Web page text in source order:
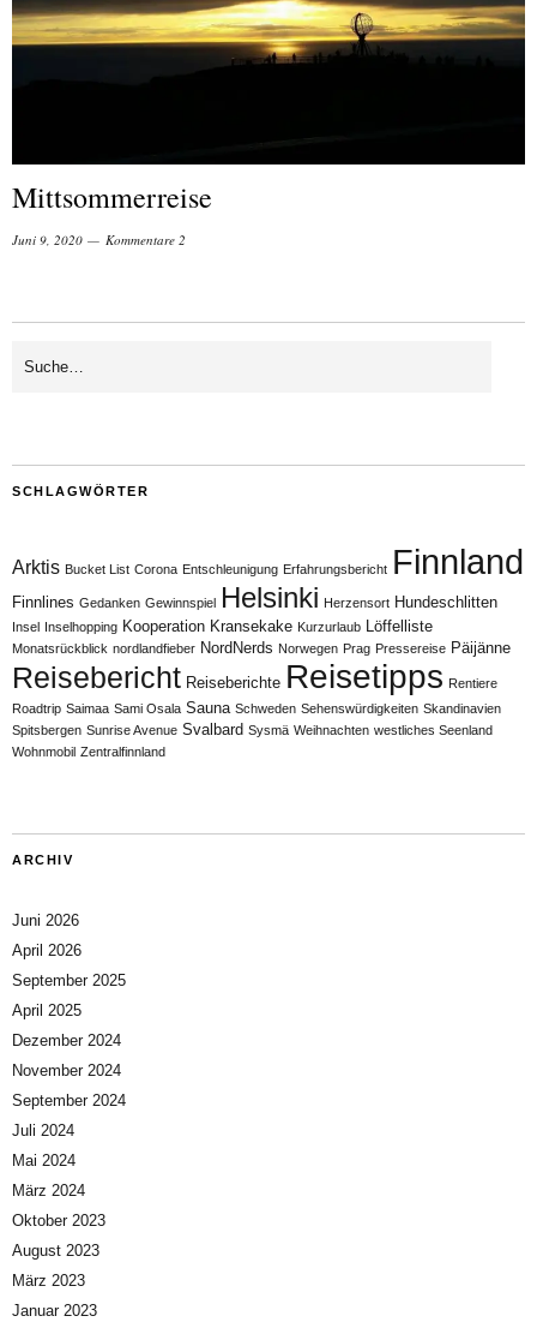
Mittsommerreise
Juni 9, 2020 Kommentare 2
SCHLAGWÖRTER
Arktis Bucket List Corona Entschleunigung Erfahrungsbericht Finnland
Finnlines Gedanken Gewinnspiel Helsinki Herzensort Hundeschlitten
Insel Inselhopping Kooperation Kransekake Kurzurlaub Löffelliste
Monatsrückblick nordlandfieber NordNerds Norwegen Prag Pressereise Päijänne
Reisebericht Reiseberichte Reisetipps Rentiere
Roadtrip Saimaa Sami Osala Sauna Schweden Sehenswürdigkeiten Skandinavien
Spitsbergen Sunrise Avenue Svalbard Sysmä Weihnachten westliches Seenland
Wohnmobil Zentralfinnland
ARCHIV
Juni 2026
April 2026
September 2025
April 2025
Dezember 2024
November 2024
September 2024
Juli 2024
Mai 2024
März 2024
Oktober 2023
August 2023
März 2023
Januar 2023